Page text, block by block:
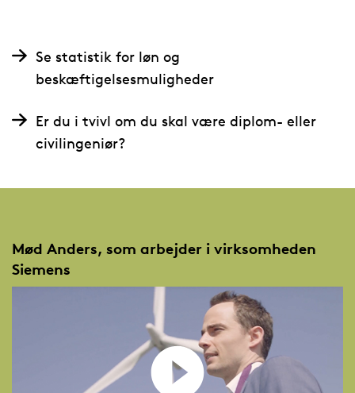
Se statistik for løn og
beskæftigelsesmuligheder
Er du i tvivl om du skal være diplom- eller
civilingeniør?
Mød Anders, som arbejder i virksomheden
Siemens